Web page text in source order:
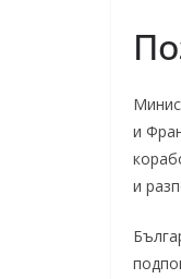
и
и